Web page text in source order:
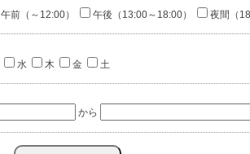
午前（～12:00） 午後（13:00～18:00） 夜間（
水 木 金 土
から